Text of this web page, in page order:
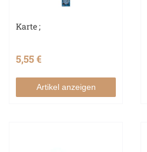
Karte ;
5,55 €
Artikel anzeigen